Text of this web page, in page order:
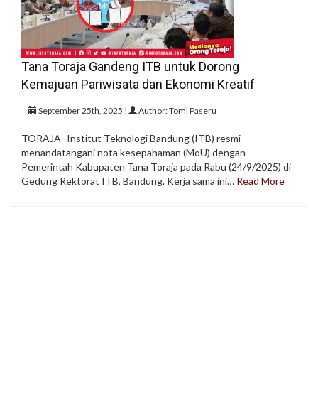
Tana Toraja Gandeng ITB untuk Dorong
Kemajuan Pariwisata dan Ekonomi Kreatif
September 25th, 2025 | Author: Tomi Paseru
TORAJA–Institut Teknologi Bandung (ITB) resmi
menandatangani nota kesepahaman (MoU) dengan
Pemerintah Kabupaten Tana Toraja pada Rabu (24/9/2025) di
Gedung Rektorat ITB, Bandung. Kerja sama ini… Read More